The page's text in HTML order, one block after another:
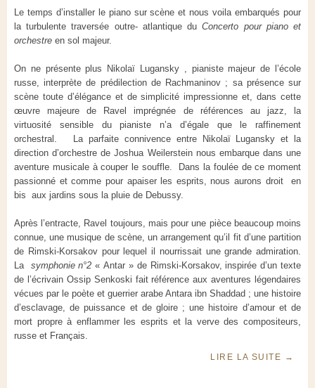
Le temps d’installer le piano sur scène et nous voila embarqués pour
la turbulente traversée outre- atlantique duConcerto pour piano et
orchestre en sol majeur.
On ne présente plus Nikolaï Lugansky , pianiste majeur de l’école
russe, interprète de prédilection de Rachmaninov ; sa présence sur
scène toute d’élégance et de simplicité impressionne et, dans cette
œuvre majeure de Ravel imprégnée de références au jazz, la
virtuosité sensible du pianiste n’a d’égale que le raffinement
orchestral. La parfaite connivence entre Nikolaï Lugansky et la
direction d’orchestre de Joshua Weilerstein nous embarque dans une
aventure musicale à couper le souffle. Dans la foulée de ce moment
passionné et comme pour apaiser les esprits, nous aurons droit en
bis aux jardins sous la pluie de Debussy.
Après l’entracte, Ravel toujours, mais pour une pièce beaucoup moins
connue, une musique de scène, un arrangement qu’il fit d’une partition
de Rimski-Korsakov pour lequel il nourrissait une grande admiration.
La symphonie n°2« Antar » de Rimski-Korsakov, inspirée d’un texte
de l’écrivain Ossip Senkoski fait référence aux aventures légendaires
vécues par le poète et guerrier arabe Antara ibn Shaddad ; une histoire
d’esclavage, de puissance et de gloire ; une histoire d’amour et de
mort propre à enflammer les esprits et la verve des compositeurs,
russe et Français.
LIRE LA SUITE →